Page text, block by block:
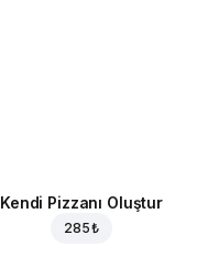
Kendi Pizzanı Oluştur
285 ₺